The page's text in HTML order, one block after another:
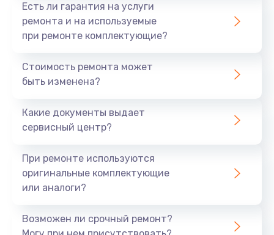
Есть ли гарантия на услуги
ремонта и на используемые
при ремонте комплектующие?
Стоимость ремонта может
быть изменена?
Какие документы выдает
сервисный центр?
При ремонте используются
оригинальные комплектующие
или аналоги?
Возможен ли срочный ремонт?